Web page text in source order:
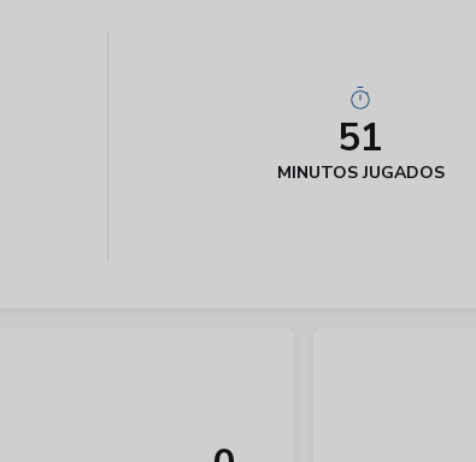
51
MINUTOS JUGADOS